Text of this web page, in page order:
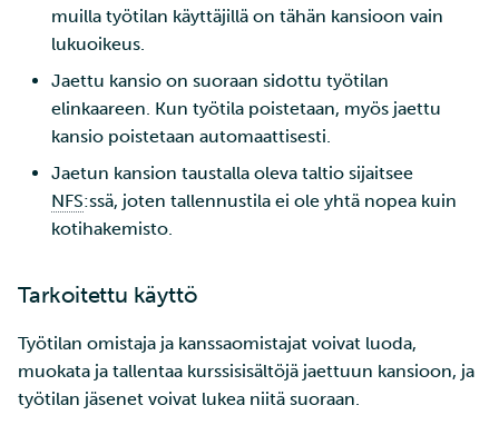
Käänteisen
välityspalvelimen
tunnistautuminen
sivukontin avulla
asennus Rahtiin
Lyhyt johdatus YAML-
formaattiin
muilla työtilan käyttäjillä on tähän kansioon vain
lukuoikeus.
Jaettu kansio on suoraan sidottu työtilan
elinkaareen. Kun työtila poistetaan, myös jaettu
kansio poistetaan automaattisesti.
Jaetun kansion taustalla oleva taltio sijaitsee
NFS:ssä, joten tallennustila ei ole yhtä nopea kuin
kotihakemisto.
Tarkoitettu käyttö
Työtilan omistaja ja kanssaomistajat voivat luoda,
muokata ja tallentaa kurssisisältöjä jaettuun kansioon, ja
työtilan jäsenet voivat lukea niitä suoraan.